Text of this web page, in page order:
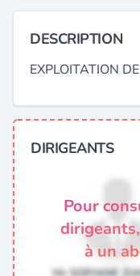
DESCRIPTION
EXPLOITATION
DIRIGEANTS
Pour
à un